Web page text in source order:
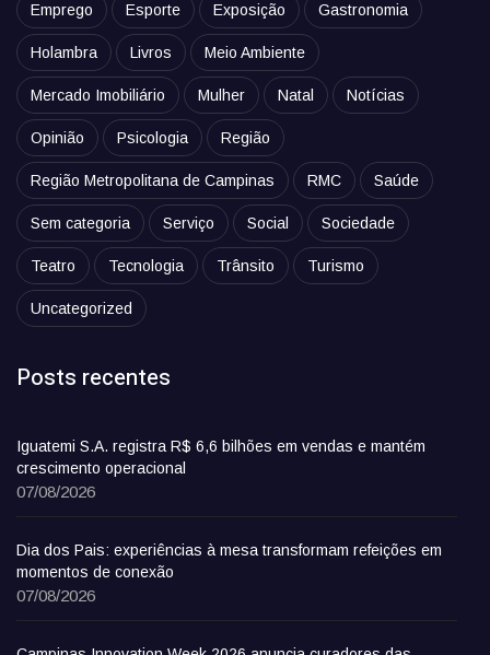
Emprego Esporte Exposição Gastronomia
Holambra Livros Meio Ambiente
Mercado Imobiliário Mulher Natal Notícias
Opinião Psicologia Região
Região Metropolitana de Campinas RMC Saúde
Sem categoria Serviço Social Sociedade
Teatro Tecnologia Trânsito Turismo
Uncategorized
Posts recentes
Iguatemi S.A. registra R$ 6,6 bilhões em vendas e mantém
crescimento operacional
07/08/2026
Dia dos Pais: experiências à mesa transformam refeições em
momentos de conexão
07/08/2026